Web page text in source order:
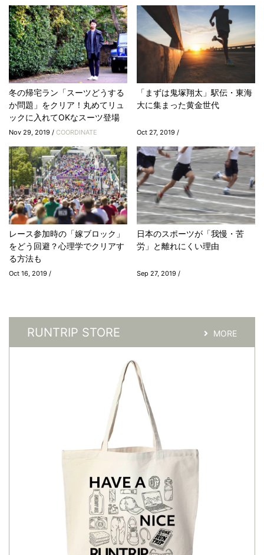
冬の帰宅ラン「スーツどうする
か問題」をクリア！丸めてリュ
ックに入れてOKなスーツ登場
Nov 29, 2019 / COORDINATE
「まずは鬼塚翔太」駅伝・東海
大に集まった黄金世代
Oct 27, 2019 /
レース参加時の「嫁ブロック」
をどう回避？心理学でクリアす
る方法も
Oct 16, 2019 /
日本のスポーツが「我慢・苦
労」と離れにくい理由
Sep 27, 2019 /
RUNTRIP STORE MORE